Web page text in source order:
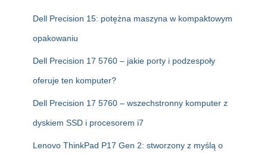
Dell Precision 15: potężna maszyna w kompaktowym
opakowaniu
Dell Precision 17 5760 – jakie porty i podzespoły
oferuje ten komputer?
Dell Precision 17 5760 – wszechstronny komputer z
dyskiem SSD i procesorem i7
Lenovo ThinkPad P17 Gen 2: stworzony z myślą o